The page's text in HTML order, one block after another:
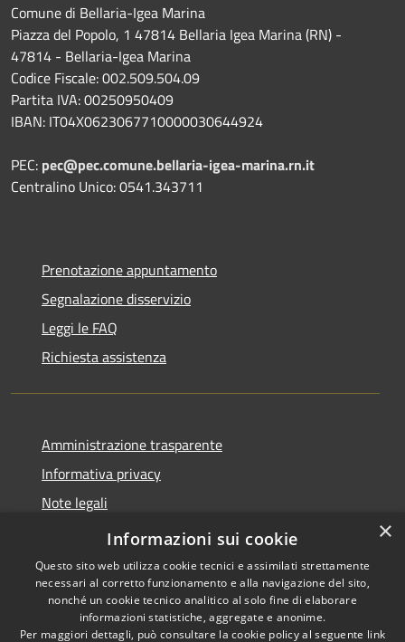
Comune di Bellaria-Igea Marina
Piazza del Popolo, 1 47814 Bellaria Igea Marina (RN) -
47814 - Bellaria-Igea Marina
Codice Fiscale: 002.509.504.09
Partita IVA: 00250950409
IBAN: IT04X0623067710000030644924
PEC: pec@pec.comune.bellaria-igea-marina.rn.it
Centralino Unico: 0541.343711
Prenotazione appuntamento
Segnalazione disservizio
Leggi le FAQ
Richiesta assistenza
Amministrazione trasparente
Informativa privacy
Note legali
Dichiarazione di accessibilità
Copyright © 2026 • Comune di
×
Informazioni sui cookie
Questo sito web utilizza cookie tecnici e assimilati strettamente
necessari al corretto funzionamento e alla navigazione del sito,
nonché un cookie tecnico analitico al solo fine di elaborare
informazioni statistiche, aggregate e anonime.
Per maggiori dettagli, può consultare la cookie policy al seguente link